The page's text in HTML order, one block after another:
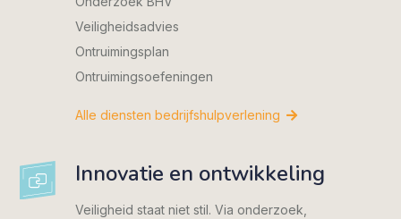
Veiligheidsadvies
Ontruimingsplan
Ontruimingsoefeningen
Alle diensten bedrijfshulpverlening
Innovatie en ontwikkeling
Veiligheid staat niet stil. Via onderzoek,